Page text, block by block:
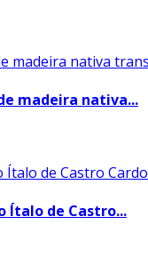
madeira nativa...
Ítalo de Castro...